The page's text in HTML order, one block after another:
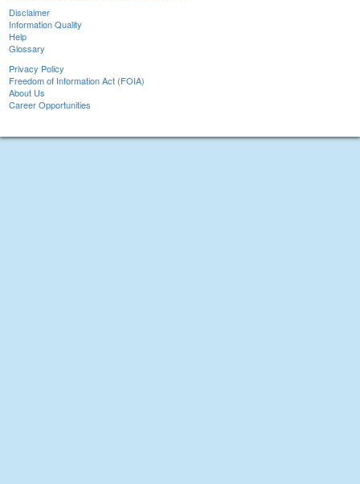
Disclaimer
Information Quality
Help
Glossary
Privacy Policy
Freedom of Information Act (FOIA)
About Us
Career Opportunities